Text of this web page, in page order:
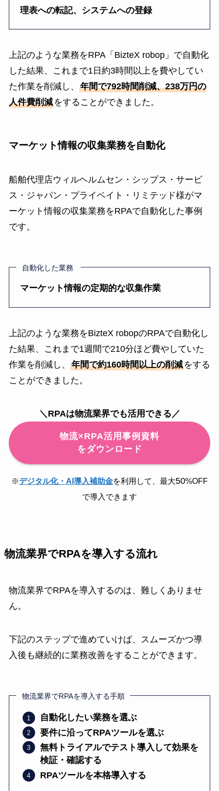
理表への転記、システムへの登録
上記のような業務をRPA「BizteX robop」で自動化
した結果、これまで1日約3時間以上を費やしてい
た作業を削減し、 年間で792時間削減、238万円の
人件費削減をすることができました。
マーケット情報の収集業務を自動化
船舶代理店ウィルヘルムセン・シップス・サービ
ス・ジャパン・プライベイト・リミテッド様がマ
ーケット情報の収集業務をRPAで自動化した事例
です。
自動化した業務
マーケット情報の定期的な収集作業
上記のような業務をBizteX robopのRPAで自動化し
た結果、これまで1週間で210分ほど費やしていた
作業を削減し、 年間で約160時間以上の削減をする
ことができました。
＼RPAは物流業界でも活用できる／
物流×RPA活用事例資料
をダウンロード
※デジタル化・AI導入補助金を利用して、最大50%OFF
で導入できます
物流業界でRPAを導入する流れ
物流業界でRPAを導入するのは、難しくありませ
ん。
下記のステップで進めていけば、スムーズかつ導
入後も継続的に業務改善をすることができます。
物流業界でRPAを導入する手順
自動化したい業務を選ぶ
要件に沿ってRPAツールを選ぶ
無料トライアルでテスト導入して効果を
検証・確認する
RPAツールを本格導入する